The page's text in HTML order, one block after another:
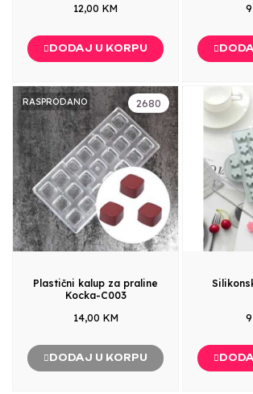
12,00 KM
DODAJ U KORPU
2680
RASPRODANO
Plastični kalup za praline
Kocka-C003
14,00 KM
DODAJ U KORPU